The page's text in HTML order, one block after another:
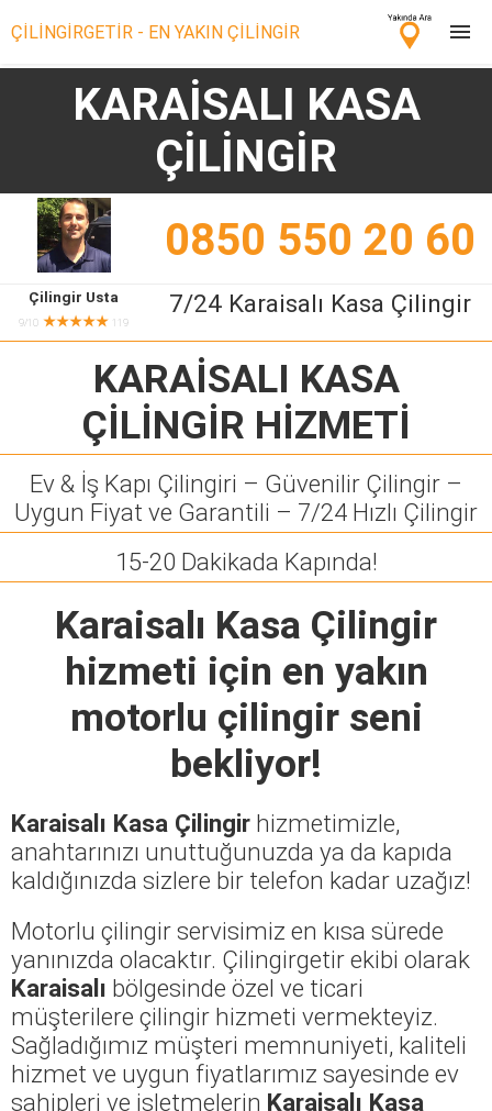
ÇİLİNGİRGETİR - EN YAKIN ÇİLİNGİR
Çilingir Ara
Çilingir misin? Bize Katıl!
KARAİSALI KASA
ÇİLİNGİR
0850 550 20 60
Çilingir Usta
9/10 ★★★★★ 119
7/24 Karaisalı Kasa Çilingir
KARAİSALI KASA
ÇİLİNGİR HİZMETİ
Ev & İş Kapı Çilingiri – Güvenilir Çilingir –
Uygun Fiyat ve Garantili – 7/24 Hızlı Çilingir
15-20 Dakikada Kapında!
Karaisalı Kasa Çilingir
hizmeti için en yakın
motorlu çilingir seni
bekliyor!
Karaisalı Kasa Çilingir hizmetimizle,
anahtarınızı unuttuğunuzda ya da kapıda
kaldığınızda sizlere bir telefon kadar uzağız!
Motorlu çilingir servisimiz en kısa sürede
yanınızda olacaktır. Çilingirgetir ekibi olarak
Karaisalı bölgesinde özel ve ticari
müşterilere çilingir hizmeti vermekteyiz.
Sağladığımız müşteri memnuniyeti, kaliteli
hizmet ve uygun fiyatlarımız sayesinde ev
sahipleri ve işletmelerin Karaisalı Kasa